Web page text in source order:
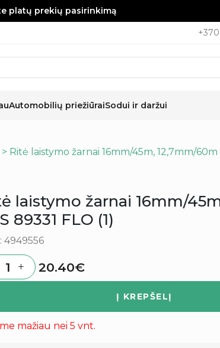
platų prekių pasirinkimą
Automobilių priežiūraiSodui ir daržui
> Ritė laistymo žarnai 16mm/45m, 12,7mm/60m
laistymo žarnai 16mm/
89331 FLO (1)
4949556
Quantity
+ 20.40€
Į KREPŠELĮ
mažiau nei 5 vnt.